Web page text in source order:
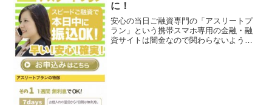
に！
安心の当日ご融資専門の「アスリートプ
ラン」という携帯スマホ専用の金融・融
資サイトは闇金なので関わらないように